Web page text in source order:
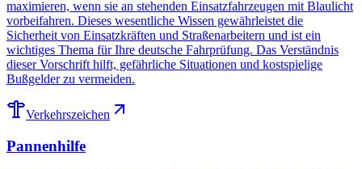
maximieren, wenn sie an stehenden Einsatzfahrzeugen mit Blaulicht
vorbeifahren. Dieses wesentliche Wissen gewährleistet die
Sicherheit von Einsatzkräften und Straßenarbeitern und ist ein
wichtiges Thema für Ihre deutsche Fahrprüfung. Das Verständnis
dieser Vorschrift hilft, gefährliche Situationen und kostspielige
Bußgelder zu vermeiden.
Verkehrszeichen
Pannenhilfe